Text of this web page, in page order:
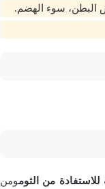
البطن، سوء الهضم.
من الثومومن